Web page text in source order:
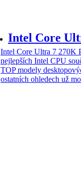
Intel Core
Intel Core Ultra 7 270K
nejlepších Intel CPU
TOP modely
ostatních ohledech už